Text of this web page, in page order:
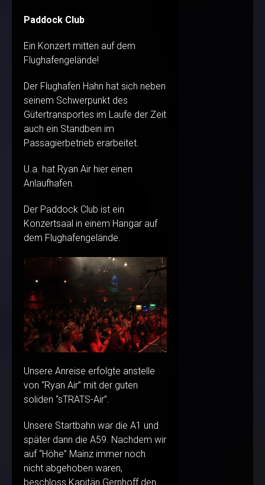
Paddock Club
Ein Konzert mitten auf dem
Flughafengelände!
Der Flughafen Hahn hat sich neben
seinem Schwerpunkt des
Gütertransportes im Laufe der Zeit
auch ein Standbein im
Passagierbetrieb erarbeitet.
U.a. hat Ryan Air hier einen
Anlaufhafen.
Der Paddock Club ist ein
Konzertsaal in einem Hangar auf
dem Flughafengelände.
Unsere Anreise erfolgte anstelle
von “Ryan Air” mit der guten
soliden “sTRATS-Air”.
Unsere Startbahn war die A1 und
später dann die A59. Nachdem wir
auf “Höhe” Mainz immer noch
nicht abgehoben waren,
beschloss Kapitän Gernhoff den